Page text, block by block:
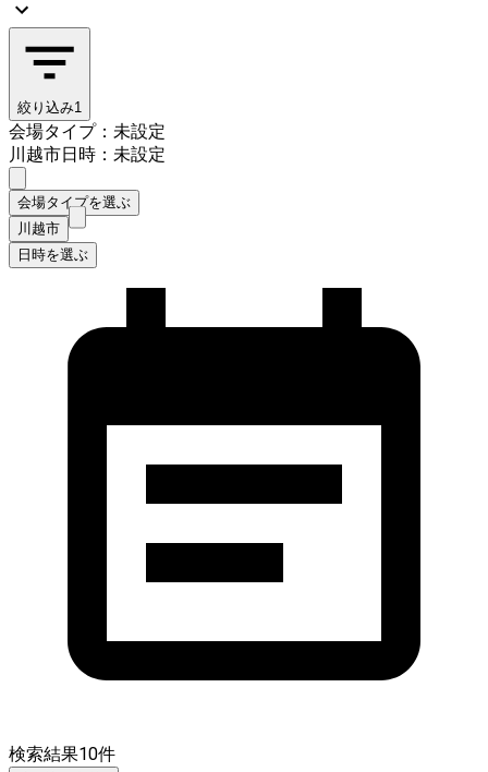
絞り込み1
会場タイプ：未設定
川越市日時：未設定
会場タイプを選ぶ
川越市
日時を選ぶ
検索結果10件